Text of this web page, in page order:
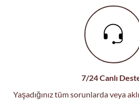
7/24 Canlı
Yaşadığınız tüm sorunlarda veya